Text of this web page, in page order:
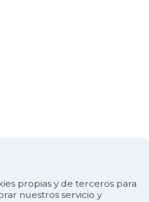
propias y de terceros para
nuestros servicio y